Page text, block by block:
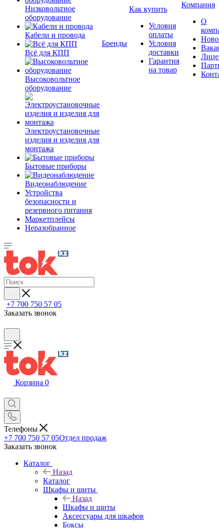
Низковольтное
оборудование
Кабели и провода
Всё для КПП
Высоковольтное
оборудование
Электроустановочные
изделия и изделия для
монтажа
Бытовые приборы
Видеонаблюдение
Устройства
безопасности и
резервного питания
Маркетплейсы
Неразобранное
Бренды
Как купить
Условия
оплаты
Условия
доставки
Гарантия
на товар
Компания
О
+7 700 750 57 05
Заказать звонок
Корзина 0
Телефоны
+7 700 750 57 05Отдел продаж
Заказать звонок
Каталог
Назад
Каталог
Шкафы и щиты
Назад
Шкафы и щиты
Аксессуары для шкафов
Боксы